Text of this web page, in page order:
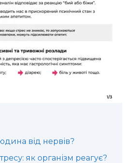
від нервів?
як організм реагує?